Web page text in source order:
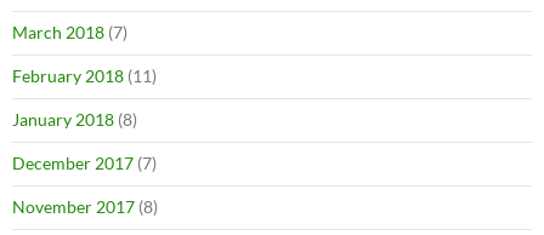
March 2018 (7)
February 2018 (11)
January 2018 (8)
December 2017 (7)
November 2017 (8)